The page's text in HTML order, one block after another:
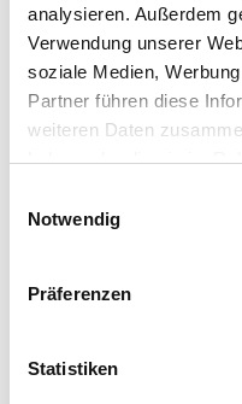
analysieren. Außerdem
Verwendung unserer
soziale Medien,
Partner führen diese
weiteren Daten
haben oder die sie im
Notwendig
Präferenzen
Statistiken
Gebinde